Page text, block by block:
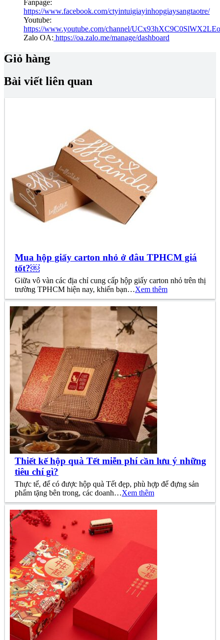
Fanpage:
https://www.facebook.com/ctyintuigiayinhopgiaysangtaotre/
Youtube:
https://www.youtube.com/channel/
Zalo OA: https://oa.zalo.me/manage/dashboard
Giỏ hàng
Bài viết liên quan
Mua hộp giấy carton nhỏ ở đâu TPHCM giá
tốt?￼
Giữa vô vàn các địa chỉ cung cấp hộp giấy carton nhỏ trên thị
trường TPHCM hiện nay, khiến bạn…Xem thêm
Thiết kế hộp quà Tết miễn phí cần lưu ý những
tiêu chí gì?
Thực tế, để có được hộp quà Tết đẹp, phù hợp để đựng sản
phẩm tặng bên trong, các doanh…Xem thêm